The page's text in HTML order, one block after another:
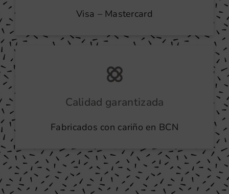
Visa – Mastercard
Calidad garantizada
Fabricados con cariño en BCN